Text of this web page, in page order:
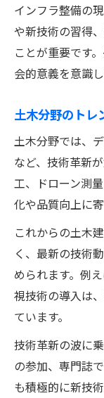
インフラ整備の
や新技術の習得
ことが重要です
会的意義を意識
土木分野のトレ
土木分野では、
など、技術革新
工、ドローン測
化や品質向上に
これからの土木
く、最新の技術
められます。例
視技術の導入は
ています。
技術革新の波に
の参加、専門誌
も積極的に新技